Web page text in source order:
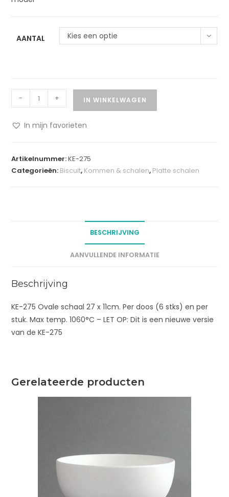
AANTAL Kies een optie
- + IN WINKELWAGEN
In mijn favorieten
t
:
Artikelnummer:KE-275
Categorieën: Biscuit, Kommen & schalen, Platte schalen
BESCHRIJVING
AANVULLENDE INFORMATIE
Beschrijving
KE-275 Ovale schaal 27 x 11cm. Per doos (6 stks) en per
stuk. Max temp. 1060°C – LET OP: Dit is een nieuwe versie
van de KE-275
Gerelateerde producten